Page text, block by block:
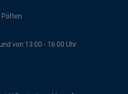
Pölten
von 13:00 - 16:00 Uhr